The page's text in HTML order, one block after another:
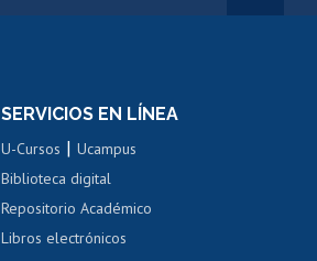
Movilidad Estudiantil
Cursos de español
SERVICIOS EN LÍNEA
U-Cursos |Ucampus
Biblioteca digital
Repositorio Académico
Libros electrónicos